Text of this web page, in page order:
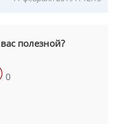
полезной?
0